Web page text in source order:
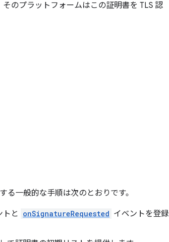
のプラットフォームはこの証明書を TLS 認
る一般的な手順は次のとおりです。
トと onSignatureRequested イベントを登録